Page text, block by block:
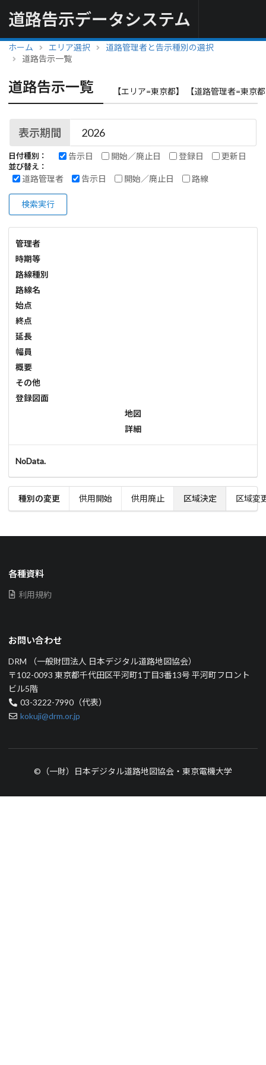
道路告示データシステム
ホーム エリア選択
道路管理者と告示種別の選択
道路告示一覧
道路告示一覧 【エリア=東京都】 【道路管理者=東京
表示期間
日付種別： 告示日 開始／廃止日 登録日 更新日
並び替え：
道路管理者 告示日 開始／廃止日 路線
検索実行
管理者
時期等
路線種別
路線名
始点
終点
延長
幅員
概要
その他
登録図面
地図
詳細
NoData.
種別の変更 供用開始 供用廃止 区域決定 区域変
各種資料
利用規約
お問い合わせ
DRM （一般財団法人 日本デジタル道路地図協会）
〒102-0093 東京都千代田区平河町1丁目3番13号 平河町フロント
ビル5階
03-3222-7990（代表）
kokuji@drm.or.jp
©（一財）日本デジタル道路地図協会・東京電機大学